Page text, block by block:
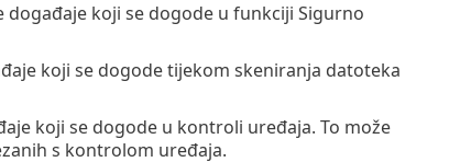
događaje koji se dogode u funkciji Sigurno
koji se dogode tijekom skeniranja datoteka
koji se dogode u kontroli uređaja. To može
s kontrolom uređaja.